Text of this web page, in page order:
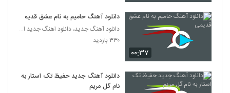
مهراد جم آهنگ دلمو بردی
258
آهنگ میشه عاشق شد از علیرضا کیا(پاپ)
۲۰۶ بازدید
۰۰:۳۷
دانلود آهنگ حامیم به نام عشق قدیمی
دانلود آهنگ جدید، دانلود اهنگ جدید ایرانی
۳۳۰ بازدید
دانلود آهنگ جدید حفیظ تک استار به
نام گل مریم